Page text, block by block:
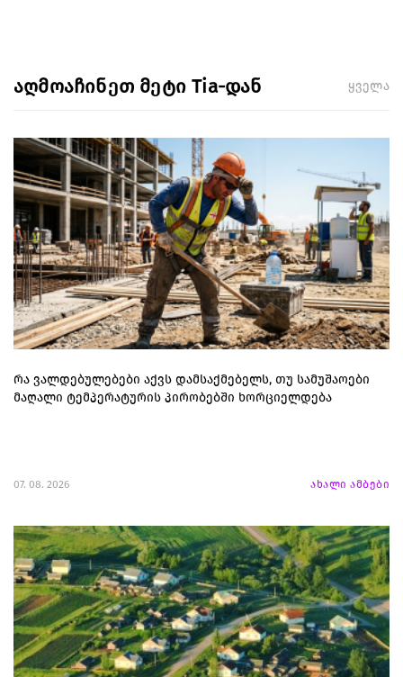
აღმოაჩინეთ მეტი Tia-დან ყველა
რა ვალდებულებები აქვს დამსაქმებელს, თუ სამუშაოები
მაღალი ტემპერატურის პირობებში ხორციელდება
07. 08. 2026 ახალი ამბები